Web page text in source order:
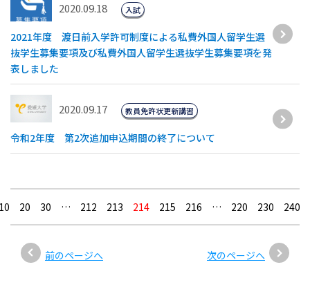
2020.09.18
2021年度 渡日前入学許可制度による私費外国人留学生選
抜学生募集要項及び私費外国人留学生選抜学生募集要項を発
表しました
入試
2020.09.17
令和2年度 第2次追加申込期間の終了について
教員免許状更新講習
前のページへ
20 30 … 212 213 214 215 216 … 220 230 240
次のページへ